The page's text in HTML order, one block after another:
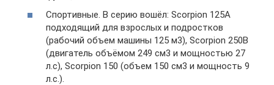
Спортивные. В серию вошёл: Scorpion 125A
подходящий для взрослых и подростков
(рабочий объем машины 125 м3), Scorpion 250B
(двигатель объёмом 249 см3 и мощностью 27
л.с), Scorpion 150 (объем 150 см3 и мощность 9
л.с.).